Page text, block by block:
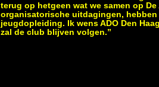
terug op hetgeen wat we samen op
organisatorische uitdagingen,
jeugdopleiding. Ik wens ADO Den
zal de club blijven volgen.”